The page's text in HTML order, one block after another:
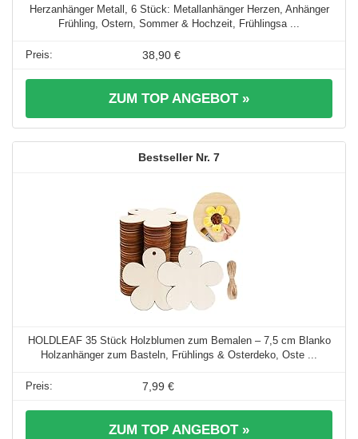
Herzanhänger Metall, 6 Stück: Metallanhänger Herzen, Anhänger
Frühling, Ostern, Sommer & Hochzeit, Frühlingsa ...
38,90 €
ZUM TOP ANGEBOT »
7
HOLDLEAF 35 Stück Holzblumen zum Bemalen – 7,5 cm Blanko
Holzanhänger zum Basteln, Frühlings & Osterdeko, Oste ...
7,99 €
ZUM TOP ANGEBOT »